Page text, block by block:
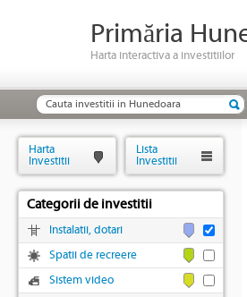
Primăria
Harta interactiva a investitiilor
Harta
Investitii
Lista
Investitii
Categorii de investitii
Instalatii, dotari
Spatii de recreere
Sistem video